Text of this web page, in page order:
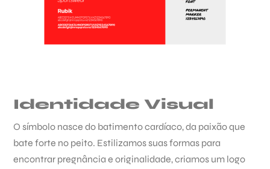
Identidade Visual
O símbolo nasce do batimento cardíaco, da paixão que
bate forte no peito. Estilizamos suas formas para
encontrar pregnância e originalidade, criamos um logo